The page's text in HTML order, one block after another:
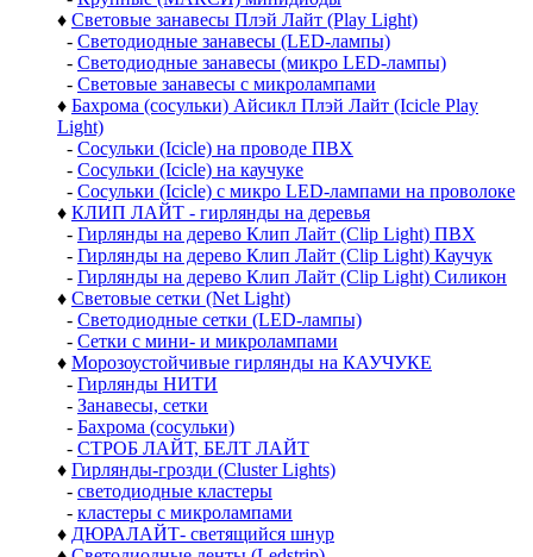
♦ Световые занавесы Плэй Лайт (Play Light)
- Светодиодные занавесы (LED-лампы)
- Светодиодные занавесы (микро LED-лампы)
- Световые занавесы с микролампами
♦ Бахрома (сосульки) Айсикл Плэй Лайт (Icicle Play
Light)
- Сосульки (Icicle) на проводе ПВХ
- Сосульки (Icicle) на каучуке
- Сосульки (Icicle) с микро LED-лампами на проволоке
♦ КЛИП ЛАЙТ - гирлянды на деревья
- Гирлянды на дерево Клип Лайт (Clip Light) ПВХ
- Гирлянды на дерево Клип Лайт (Clip Light) Каучук
- Гирлянды на дерево Клип Лайт (Clip Light) Силикон
♦ Световые сетки (Net Light)
- Светодиодные сетки (LED-лампы)
- Сетки с мини- и микролампами
♦ Морозоустойчивые гирлянды на КАУЧУКЕ
- Гирлянды НИТИ
- Занавесы, сетки
- Бахрома (сосульки)
- СТРОБ ЛАЙТ, БЕЛТ ЛАЙТ
♦ Гирлянды-грозди (Cluster Lights)
- светодиодные кластеры
- кластеры с микролампами
♦ ДЮРАЛАЙТ- светящийся шнур